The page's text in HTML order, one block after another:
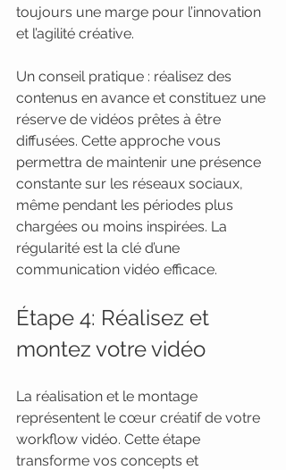
toujours une marge pour l’innovation
et l’agilité créative.
Un conseil pratique : réalisez des
contenus en avance et constituez une
réserve de vidéos prêtes à être
diffusées. Cette approche vous
permettra de maintenir une présence
constante sur les réseaux sociaux,
même pendant les périodes plus
chargées ou moins inspirées. La
régularité est la clé d’une
communication vidéo efficace.
Étape 4: Réalisez et
montez votre vidéo
La réalisation et le montage
représentent le cœur créatif de votre
workflow vidéo. Cette étape
transforme vos concepts et